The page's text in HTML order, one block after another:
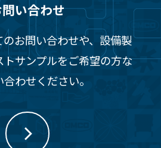
い合わせ
お問い合わせや、設備製
サンプルをご希望の方な
わせください。